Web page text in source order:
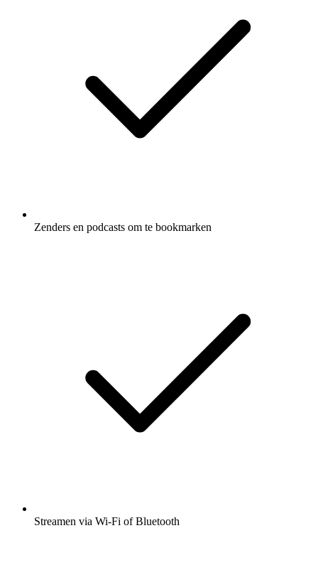
Zenders en podcasts om te bookmarken
Streamen via Wi-Fi of Bluetooth